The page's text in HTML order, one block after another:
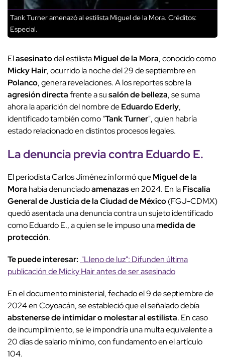
Tank Turner amenazó al estilista Miguel de la Mora. Créditos:
Especial.
Elasesinatodel estilistaMiguel de la Mora, conocido como
Micky Hair, ocurrido la noche del 29 de septiembre en
Polanco, genera revelaciones. A los reportes sobre la
agresión directafrente a susalón de belleza, se suma
ahora la aparición del nombre deEduardo Ederly,
identificado también como "Tank Turner", quien habría
estado relacionado en distintos procesos legales.
Ladenuncia previacontra Eduardo E.
El periodista Carlos Jiménez informó queMiguel de la
Mora había denunciadoamenazasen 2024. En laFiscalía
General de Justicia de la Ciudad de México(FGJ-CDMX)
quedó asentada una denuncia contra un sujeto identificado
como Eduardo E., a quien se le impuso unamedida de
protección.
Te puede interesar: "Lleno de luz": Difunden última
publicación de Micky Hair antes de ser asesinado
En el documento ministerial, fechado el 9 de septiembre de
2024 en Coyoacán, se estableció que el señalado debía
abstenerse de intimidar o molestar al estilista. En caso
de incumplimiento, se le impondría una multa equivalente a
20 días de salario mínimo, con fundamento en el artículo
104.